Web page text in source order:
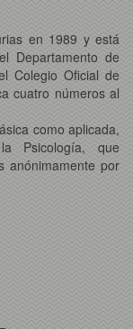
en 1989 y está
Departamento de
Colegio Oficial de
cuatro números al
como aplicada,
Psicología, que
anónimamente por